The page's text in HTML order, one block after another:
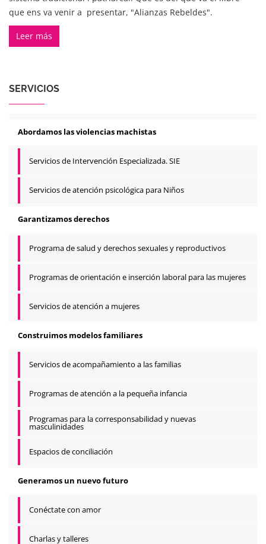
SERVICIOS
Abordamos las violencias machistas
Servicios de Intervención Especializada. SIE
Servicios de atención psicológica para Niños
Garantizamos derechos
Programa de salud y derechos sexuales y reproductivos
Programas de orientación e inserción laboral para las mujeres
Servicios de atención a mujeres
Construimos modelos familiares
Servicios de acompañamiento a las familias
Programas de atención a la pequeña infancia
Programas para la corresponsabilidad y nuevas
masculinidades
Espacios de conciliación
Generamos un nuevo futuro
Conéctate con amor
Charlas y talleres
que ens va venir a presentar, "Alianzas Rebeldes".
Leer más